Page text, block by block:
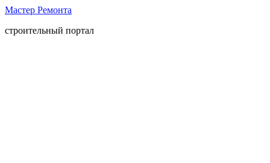
Мастер Ремонта
строительный портал